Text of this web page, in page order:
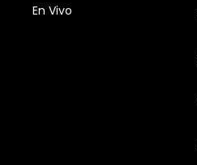
En Vivo